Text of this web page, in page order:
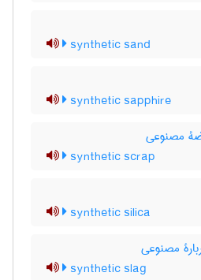
synthetic sand
synthetic sapphire
مصنوعی
synthetic scrap
synthetic silica
مصنوعی
synthetic slag